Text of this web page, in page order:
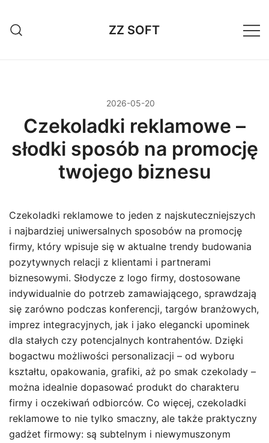
treści
ZZ SOFT
2026-05-20
Czekoladki reklamowe –
słodki sposób na promocję
twojego biznesu
Czekoladki reklamowe to jeden z najskuteczniejszych
i najbardziej uniwersalnych sposobów na promocję
firmy, który wpisuje się w aktualne trendy budowania
pozytywnych relacji z klientami i partnerami
biznesowymi. Słodycze z logo firmy, dostosowane
indywidualnie do potrzeb zamawiającego, sprawdzają
się zarówno podczas konferencji, targów branżowych,
imprez integracyjnych, jak i jako elegancki upominek
dla stałych czy potencjalnych kontrahentów. Dzięki
bogactwu możliwości personalizacji – od wyboru
kształtu, opakowania, grafiki, aż po smak czekolady –
można idealnie dopasować produkt do charakteru
firmy i oczekiwań odbiorców. Co więcej, czekoladki
reklamowe to nie tylko smaczny, ale także praktyczny
gadżet firmowy: są subtelnym i niewymuszonym